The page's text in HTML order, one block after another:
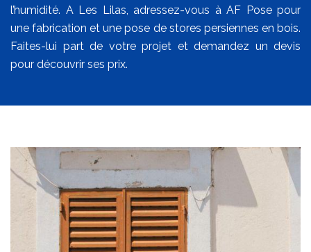
l’humidité. A Les Lilas, adressez-vous à AF Pose pour
une fabrication et une pose de stores persiennes en bois.
Faites-lui part de votre projet et demandez un devis
pour découvrir ses prix.